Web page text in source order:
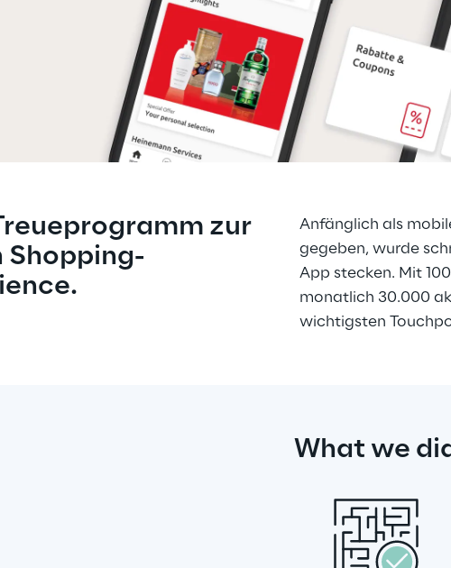
zur
Shopping-
Anfänglich als
gegeben, wurde
App stecken. Mit
monatlich 30.000
wichtigsten
What we